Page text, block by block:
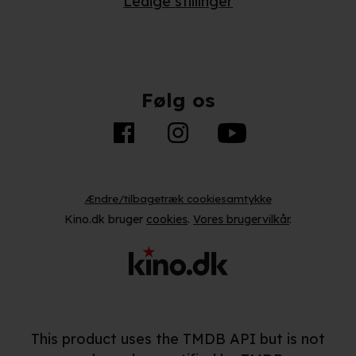
Følg os
Ændre/tilbagetræk cookiesamtykke
Kino.dk bruger cookies. Vores brugervilkår.
This product uses the TMDB API but is not